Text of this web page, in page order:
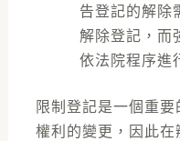
告登記的解除
解除登記，而
依法院程序進
限制登記是一個重
權利的變更，因此